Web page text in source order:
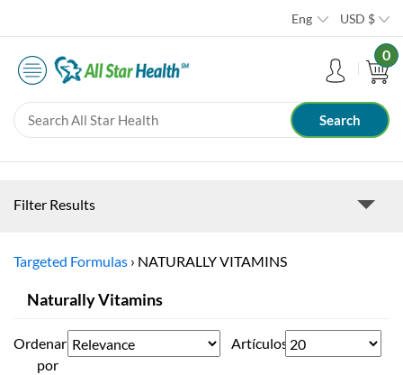
Eng USD $
0
Filter Results
Targeted Formulas › NATURALLY VITAMINS
Naturally Vitamins
Ordenar
por
Artículos